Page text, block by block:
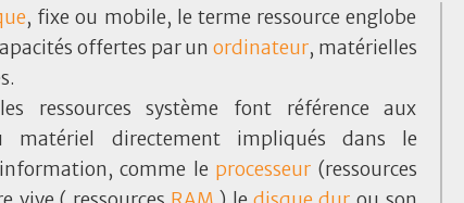
, fixe ou mobile, le terme ressource englobe
offertes par un ordinateur, matérielles
ressources système font référence aux
matériel directement impliqués dans le
comme le processeur (ressources